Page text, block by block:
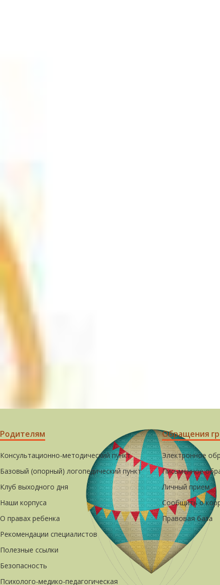
Родителям
Консультационно-методический пункт
Базовый (опорный) логопедический пункт
Клуб выходного дня
Наши корпуса
О правах ребенка
Рекомендации специалистов
Полезные ссылки
Безопасность
Психолого-медико-педагогическая
Обращения
Электронное
Письменное
Личный прием
Сообщить о
Правовая база